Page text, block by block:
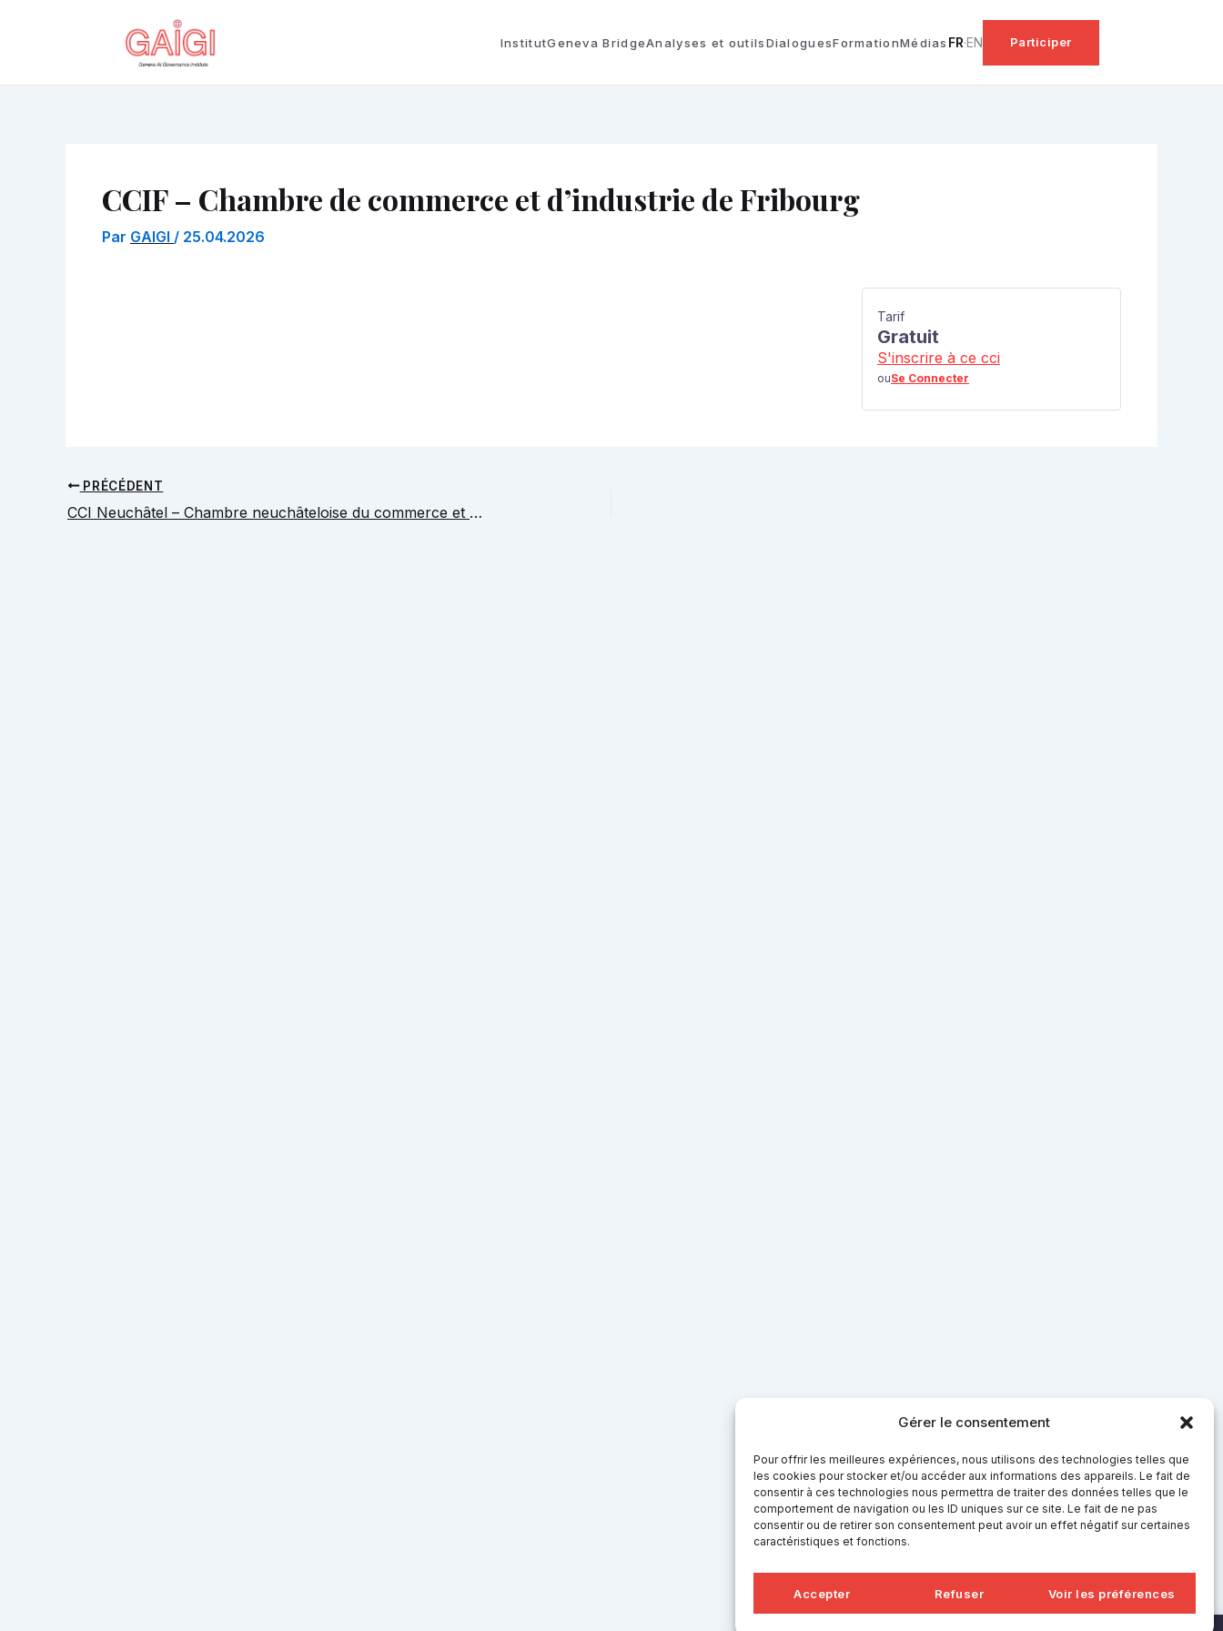
Gérer le consentement
Pour offrir les meilleures expériences, nous utilisons des technologies telles que
les cookies pour stocker et/ou accéder aux informations des appareils. Le fait de
consentir à ces technologies nous permettra de traiter des données telles que le
comportement de navigation ou les ID uniques sur ce site. Le fait de ne pas
consentir ou de retirer son consentement peut avoir un effet négatif sur certaines
caractéristiques et fonctions.
Accepter Refuser Voir les préférences
InstitutGeneva BridgeAnalyses et outilsDialoguesFormationMédias FR·EN Participer
CCIF – Chambre de commerce et d’industrie de Fribourg
Par GAIGI / 25.04.2026
Tarif
Gratuit
S'inscrire à ce cci
ouSe Connecter
PRÉCÉDENT
CCI Neuchâtel – Chambre neuchâteloise du commerce et de l’industrie